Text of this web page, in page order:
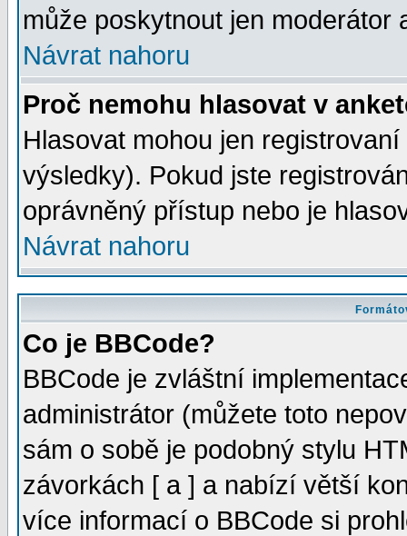
může poskytnout jen moderátor
Návrat nahoru
Proč nemohu hlasovat v
Hlasovat mohou jen
výsledky). Pokud jste
oprávněný přístup nebo je
Návrat nahoru
Co je BBCode?
BBCode je zvláštní
administrátor (můžete toto
sám o sobě je podobný stylu
závorkách [ a ] a nabízí větší
více informací o BBCode si